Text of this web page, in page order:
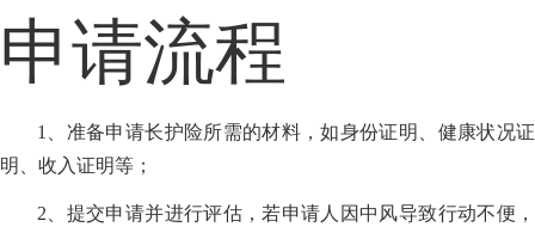
申请流程
1、准备申请长护险所需的材料，如身份证明、健康状况证
明、收入证明等；
2、提交申请并进行评估，若申请人因中风导致行动不便，